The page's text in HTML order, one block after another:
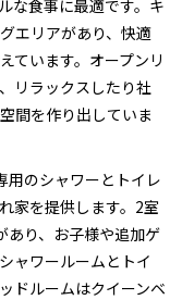
な食事に最適です。キ
エリアがあり、快適
ています。オープンリ
リラックスしたり社
間を作り出していま
用のシャワーとトイレ
家を提供します。2室
あり、お子様や追加ゲ
ャワールームとトイ
ドルームはクイーンベ